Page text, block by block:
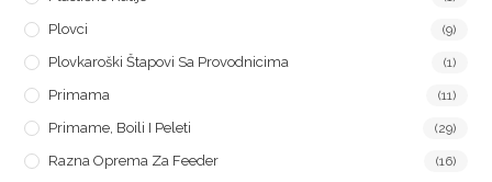
Plovci (9)
Plovkaroški Štapovi Sa Provodnicima (1)
Primama (11)
Primame, Boili I Peleti (29)
Razna Oprema Za Feeder (16)